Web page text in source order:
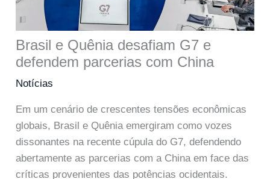
Brasil e Quênia desafiam G7 e
defendem parcerias com China
Notícias
Em um cenário de crescentes tensões econômicas
globais, Brasil e Quênia emergiram como vozes
dissonantes na recente cúpula do G7, defendendo
abertamente as parcerias com a China em face das
críticas provenientes das potências ocidentais.